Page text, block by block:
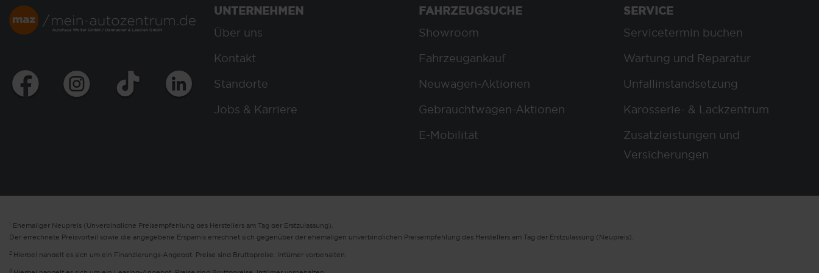
UNTERNEHMEN
Über uns
Kontakt
Standorte
Jobs & Karriere
FAHRZEUGSUCHE
Showroom
Fahrzeugankauf
Neuwagen-Aktionen
Gebrauchtwagen-Aktionen
E-Mobilität
SERVICE
Servicetermin buchen
Wartung und Reparatur
Unfallinstandsetzung
Karosserie- & Lackzentrum
Zusatzleistungen und
Versicherungen
1 Ehemaliger Neupreis (Unverbindliche Preisempfehlung des Herstellers am Tag der Erstzulassung).
Der errechnete Preisvorteil sowie die angegebene Ersparnis errechnet sich gegenüber der ehemaligen unverbindlichen Preisempfehlung des Herstellers am Tag der Erstzulassung (Neupreis).
2 Hierbei handelt es sich um ein Finanzierungs-Angebot. Preise sind Bruttopreise. Irrtümer vorbehalten.
3